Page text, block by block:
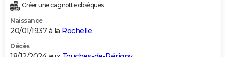
Créer une cagnotte obsèques
Naissance
20/01/1937 à la Rochelle
Décès